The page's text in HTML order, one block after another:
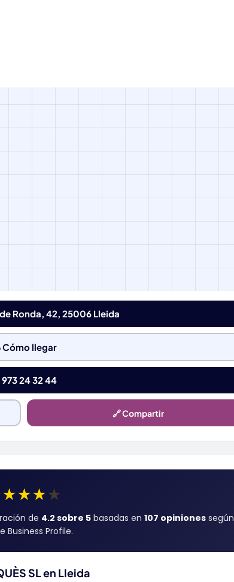
Ronda, 42, 25006 Lleida
Cómo llegar
973 24 32 44
🔗 Compartir
★★★★
de 4.2 sobre 5basadas en 107 opinionessegún
Business Profile.
SL en Lleida